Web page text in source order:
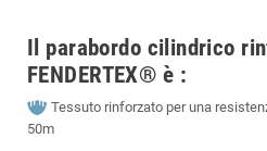
Il parabordo cilindrico
FENDERTEX® è :
Tessuto rinforzato per una
50m